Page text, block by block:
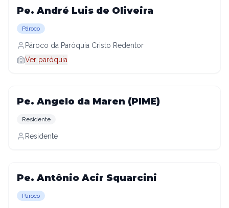
Pe. André Luis de Oliveira
Pároco
Pároco da Paróquia Cristo Redentor
Ver paróquia
Pe. Angelo da Maren (PIME)
Residente
Residente
Pe. Antônio Acir Squarcini
Pároco